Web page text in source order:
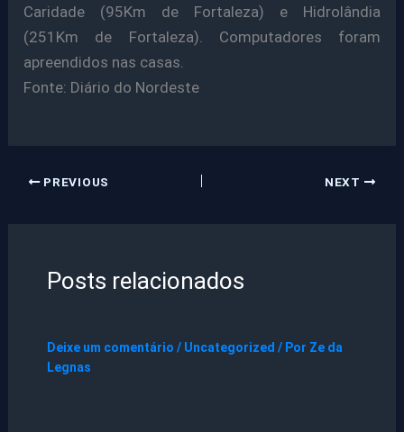
Caridade (95Km de Fortaleza) e Hidrolândia
(251Km de Fortaleza). Computadores foram
apreendidos nas casas.
Fonte: Diário do Nordeste
PREVIOUS NEXT
Posts relacionados
Deixe um comentário / Uncategorized / Por Ze da
Legnas